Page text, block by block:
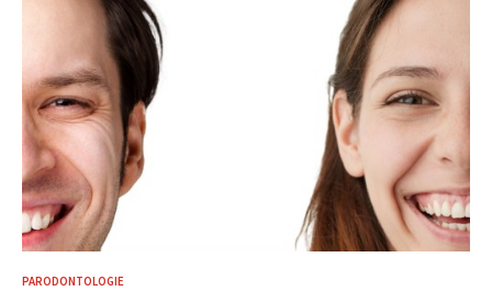
PARODONTOLOGIE